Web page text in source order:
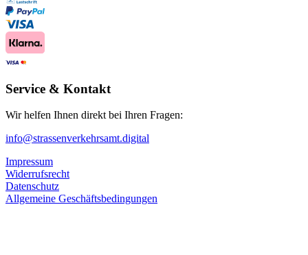
Service & Kontakt
Wir helfen Ihnen direkt bei Ihren Fragen:
info@strassenverkehrsamt.digital
Impressum
Widerrufsrecht
Datenschutz
Allgemeine Geschäftsbedingungen